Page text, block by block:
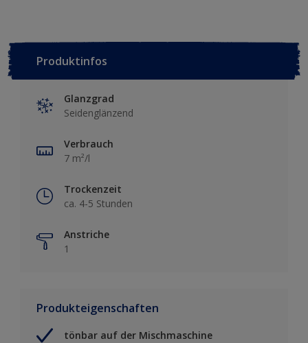
Produktinfos
Glanzgrad
Seidenglänzend
Verbrauch
7 m²/l
Trockenzeit
ca. 4-5 Stunden
Anstriche
1
Produkteigenschaften
tönbar auf der Mischmaschine